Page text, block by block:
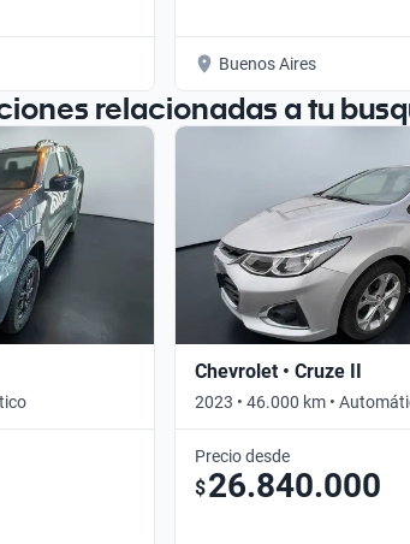
Buenos Aires
relacionadas a tu
Chevrolet • Cruze II
2023 • 46.000 km •
Precio desde
$26.840.000